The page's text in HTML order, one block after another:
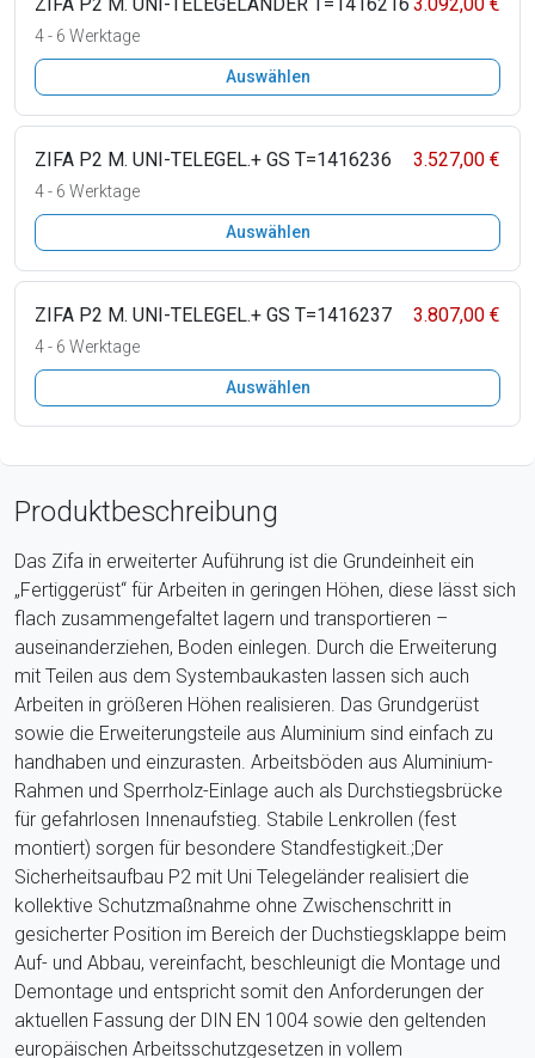
4 - 6 Werktage
Auswählen
ZIFA P2 M. UNI-TELEGEL.+ GS T=1416236 3.527,00 €
4 - 6 Werktage
Auswählen
ZIFA P2 M. UNI-TELEGEL.+ GS T=1416237 3.807,00 €
4 - 6 Werktage
Auswählen
Produktbeschreibung
Das Zifa in erweiterter Auführung ist die Grundeinheit ein
„Fertiggerüst“ für Arbeiten in geringen Höhen, diese lässt sich
flach zusammengefaltet lagern und transportieren –
auseinanderziehen, Boden einlegen. Durch die Erweiterung
mit Teilen aus dem Systembaukasten lassen sich auch
Arbeiten in größeren Höhen realisieren. Das Grundgerüst
sowie die Erweiterungsteile aus Aluminium sind einfach zu
handhaben und einzurasten. Arbeitsböden aus Aluminium-
Rahmen und Sperrholz-Einlage auch als Durchstiegsbrücke
für gefahrlosen Innenaufstieg. Stabile Lenkrollen (fest
montiert) sorgen für besondere Standfestigkeit.;Der
Sicherheitsaufbau P2 mit Uni Telegeländer realisiert die
kollektive Schutzmaßnahme ohne Zwischenschritt in
gesicherter Position im Bereich der Duchstiegsklappe beim
Auf- und Abbau, vereinfacht, beschleunigt die Montage und
Demontage und entspricht somit den Anforderungen der
aktuellen Fassung der DIN EN 1004 sowie den geltenden
europäischen Arbeitsschutzgesetzen in vollem